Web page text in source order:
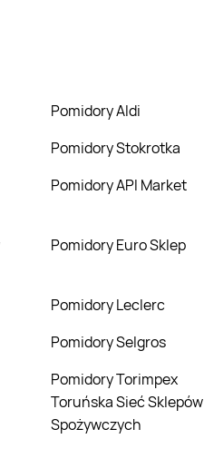
Pomidory Aldi
Pomidory Stokrotka
Pomidory API Market
Pomidory Euro Sklep
Pomidory Leclerc
Pomidory Selgros
Pomidory Torimpex
Toruńska Sieć Sklepów
Spożywczych